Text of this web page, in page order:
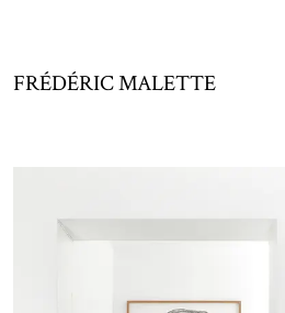
FRÉDÉRIC MALETTE